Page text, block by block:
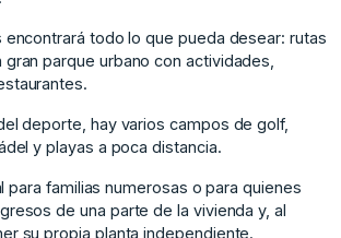
encontrará todo lo que pueda desear: rutas
parque urbano con actividades,
deporte, hay varios campos de golf,
y playas a poca distancia.
para familias numerosas o para quienes
de una parte de la vivienda y, al
su propia planta independiente.